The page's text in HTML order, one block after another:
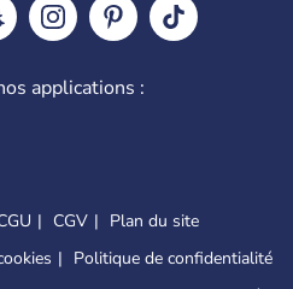
applications :
CGV
Plan du site
Politique de confidentialité